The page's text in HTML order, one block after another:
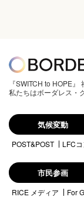
『SWITCH to HOPE
私たちはボーダレス・
気候変動
POST&POST LFC
市民参画
RICE メディア For